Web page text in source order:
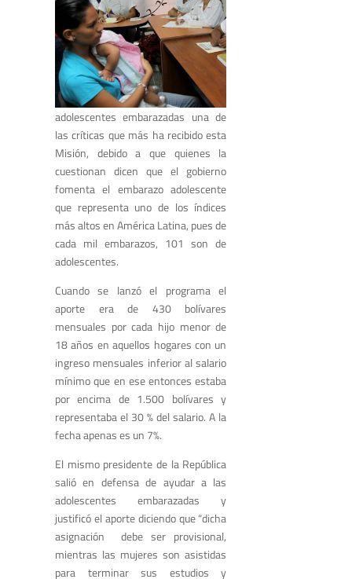
adolescentes embarazadas una de
las críticas que más ha recibido esta
Misión, debido a que quienes la
cuestionan dicen que el gobierno
fomenta el embarazo adolescente
que representa uno de los índices
más altos en América Latina, pues de
cada mil embarazos, 101 son de
adolescentes.
Cuando se lanzó el programa el
aporte era de 430 bolívares
mensuales por cada hijo menor de
18 años en aquellos hogares con un
ingreso mensuales inferior al salario
mínimo que en ese entonces estaba
por encima de 1.500 bolívares y
representaba el 30 % del salario. A la
fecha apenas es un 7%.
El mismo presidente de la República
salió en defensa de ayudar a las
adolescentes embarazadas y
justificó el aporte diciendo que “dicha
asignación debe ser provisional,
mientras las mujeres son asistidas
para terminar sus estudios y